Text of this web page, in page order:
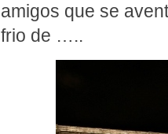
amigos que se
frio de …..